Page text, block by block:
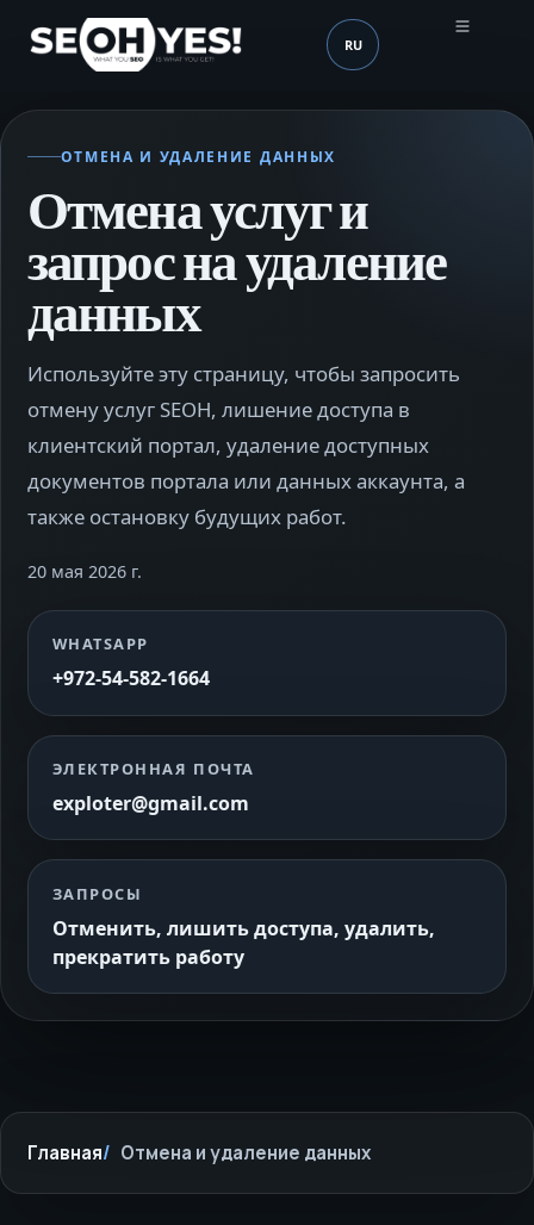
SEOH Язык (mobile header)
RU
ОТМЕНА И УДАЛЕНИЕ ДАННЫХ
Отмена услуг и
запрос на удаление
данных
Используйте эту страницу, чтобы запросить
отмену услуг SEOH, лишение доступа в
клиентский портал, удаление доступных
документов портала или данных аккаунта, а
также остановку будущих работ.
20 мая 2026 г.
WHATSAPP
+972-54-582-1664
ЭЛЕКТРОННАЯ ПОЧТА
exploter@gmail.com
ЗАПРОСЫ
Отменить, лишить доступа, удалить,
прекратить работу
Главная Отмена и удаление данных